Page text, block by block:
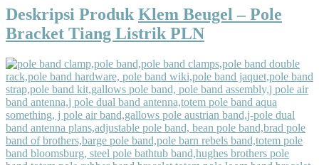
Deskripsi Produk Klem Beugel – Pole
Bracket Tiang Listrik PLN